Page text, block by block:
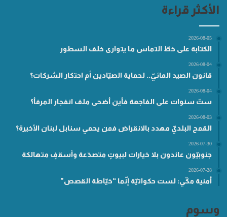
الأكثر قراءة
2026-08-05
الكتابة على خطّ التماس ما يتوارى خلف السطور
2026-08-04
قانون الصيد المائيّ.. لحماية الصيّادين أم احتكار الشركات؟
2026-08-04
ستّ سنوات على الفاجعة فأين أضحى ملف انفجار المرفأ؟
2026-08-03
القمح البلديّ مهدد بالانقراض فمن يحمي سنابل لبنان الأخيرة؟
2026-07-30
جنوبيّون عائدون بلا خيارات لبيوتٍ متصدّعة وأسقفٍ متهالكة
2026-07-28
أمنية مكّي: لست حكواتيّة إنّما “خيّاطة القصص”
وسوم